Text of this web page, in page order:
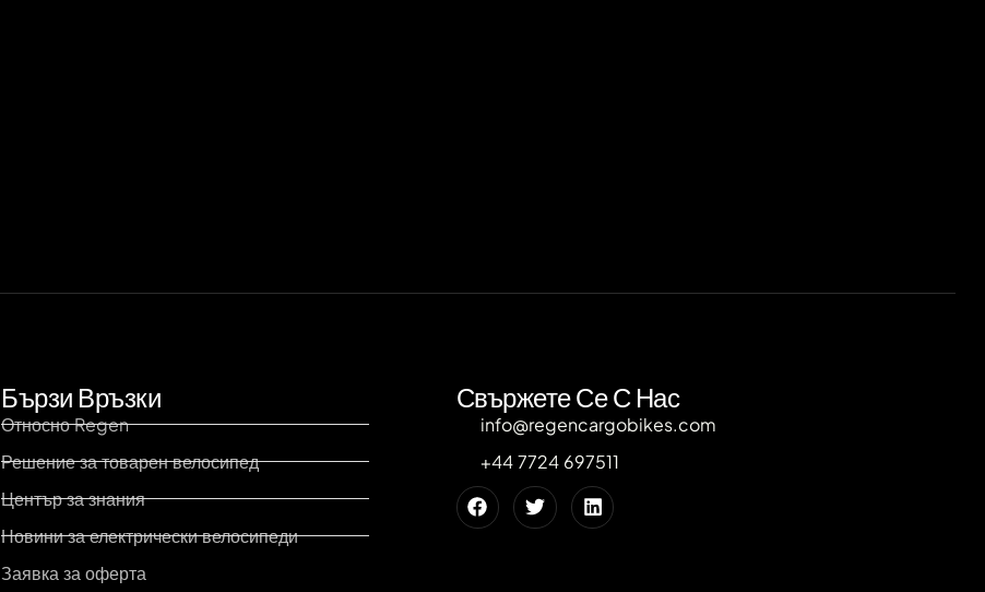
Бързи Връзки
Относно Regen
Решение за товарен велосипед
Център за знания
Новини за електрически велосипеди
Заявка за оферта
Свържете Се С Нас
info@regencargobikes.com
+44 7724 697511